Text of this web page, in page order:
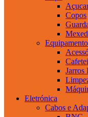
Copos
Jarros
Eletrónica
Cabos e